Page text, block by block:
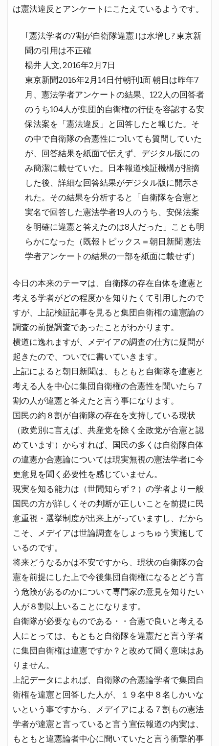
は憲法違反とアンケートにこたえているようです。
｢憲法学者の7割が自衛隊違憲｣は水増し? 東京新
聞の引用は不正確
楊井 人文, 2016年2月7日
東京新聞2016年2月14日付朝刊1面 朝日は昨年7
月、憲法学者アンケートの結果、122人の回答者
のうち104人が集団的自衛権の行使を容認する安
保法案を「憲法違反」と回答したと報じた。そ
の中で自衛隊の合憲性につlいても質問していた
が、回答結果を紙面で伝えず、デジタル版にの
み簡潔に載せていた。日本報道検証機構が指摘
した後、詳細な回答結果がデジタル版に開示さ
れた。その結果を分析すると「自衛隊を合憲と
実名で回答した憲法学者19人のうち、安保法案
を明確に違憲と答えたのは8人だった」ことも明
らかになった（既報トピックス＝朝日新聞 憲法
学者アンケートの結果の一部を紙面に載せず）
今日の本来のテーマは、自衛隊の存在自体を違憲と
考える学者がどの程度かを知りたくて引用したので
すが、上記検証記事を見ると集団自衛権の違憲論の
調査の前提調査であったことがわかります。
横道に逸れますが、メデイアの調査の仕方に疑問が
起きたので、ついでに書いていきます。
上記によると朝日新聞は、もともと自衛隊を違憲と
考える人を中心に集団自衛権の合憲性を聞いたら７
割の人が違憲と答えたと言う事になります。
国民の約８割が自衛隊の存在を支持している現状
（政党別に言えば、共産党を除く全政党が合憲と認
めています）からすれば、国民の多くは自衛隊自体
の違憲か合憲論については現実無視の憲法学者に今
更意見を聞く必要性を感じていません。
現実を知る能力は（世間知らず？）の学者より一般
国民の方が詳しくその判断が正しいことを前提に民
意重視・選挙制度が出来上がっていますし、だから
こそ、メデイアは世論調査をしょっちゅう実施して
いるのです。
将来どうなるかは不安ですから、現状の自衛隊の合
憲を前提にした上で今後集団自衛権になるとどう言
う危険があるのかについて専門家の意見を知りたい
人が８割以上いることになります。
自衛隊が必要なものである・・合憲で良いと考える
人にとっては、もともと自衛隊を違憲だと言う学者
に集団自衛権は違憲ですか？と改めて聞く意味はあ
りません。
上記データによれば、自衛隊の合憲論学者で集団自
衛権を違憲と回答した人が、１９名中８名しかいな
いという事ですから、メデイアによる７割もの憲法
学者が違憲と言っていると言う宣伝報道の内実は、
もともと違憲論者中心に聞いていたと言う衝撃的事